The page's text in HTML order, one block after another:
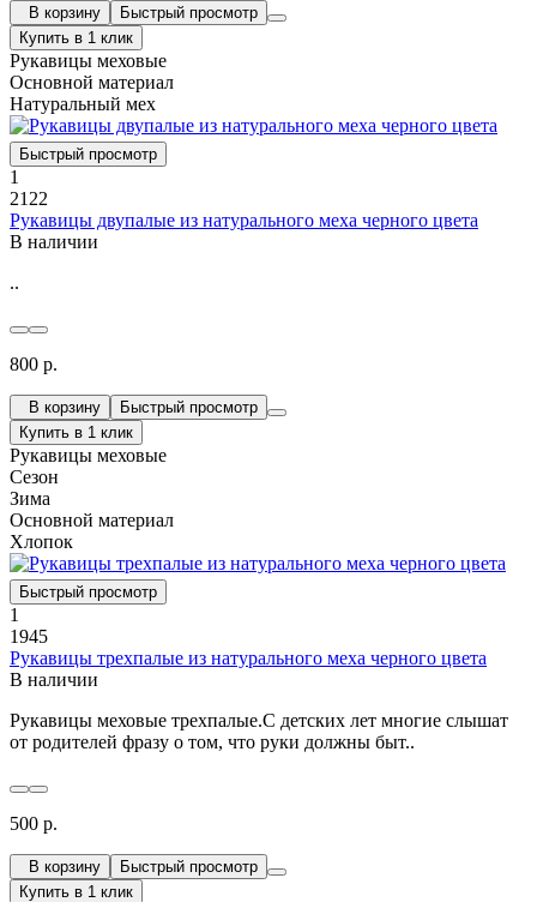
В корзину
Быстрый просмотр
Купить в 1 клик
Рукавицы меховые
Основной материал
Натуральный мех
Быстрый просмотр
1
2122
Рукавицы двупалые из натурального меха черного цвета
В наличии
..
800 р.
В корзину
Быстрый просмотр
Купить в 1 клик
Рукавицы меховые
Сезон
Зима
Основной материал
Хлопок
Быстрый просмотр
1
1945
Рукавицы трехпалые из натурального меха черного цвета
В наличии
Рукавицы меховые трехпалые.С детских лет многие слышат
от родителей фразу о том, что руки должны быт..
500 р.
В корзину
Быстрый просмотр
Купить в 1 клик